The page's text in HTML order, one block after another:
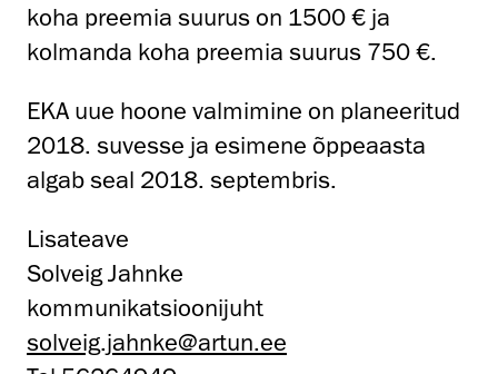
koha preemia suurus on 1500 € ja
kolmanda koha preemia suurus 750 €.
EKA uue hoone valmimine on planeeritud
2018. suvesse ja esimene õppeaasta
algab seal 2018. septembris.
Lisateave
Solveig Jahnke
kommunikatsioonijuht
solveig.jahnke@artun.ee